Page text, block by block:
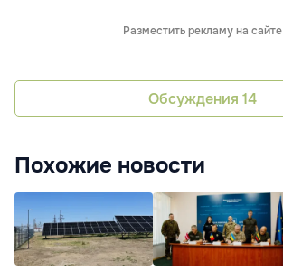
Разместить рекламу на сайте
Обсуждения 14
Похожие новости